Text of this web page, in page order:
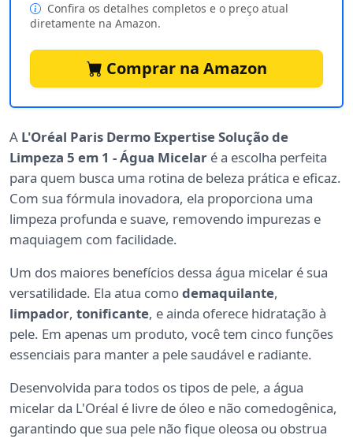
Confira os detalhes completos e o preço atual
diretamente na Amazon.
Comprar na Amazon
A L'Oréal Paris Dermo Expertise Solução de
Limpeza 5 em 1 - Água Micelar é a escolha perfeita
para quem busca uma rotina de beleza prática e eficaz.
Com sua fórmula inovadora, ela proporciona uma
limpeza profunda e suave, removendo impurezas e
maquiagem com facilidade.
Um dos maiores benefícios dessa água micelar é sua
versatilidade. Ela atua comodemaquilante,
limpador, tonificante, e ainda oferece hidratação à
pele. Em apenas um produto, você tem cinco funções
essenciais para manter a pele saudável e radiante.
Desenvolvida para todos os tipos de pele, a água
micelar da L'Oréal é livre de óleo e não comedogênica,
garantindo que sua pele não fique oleosa ou obstrua